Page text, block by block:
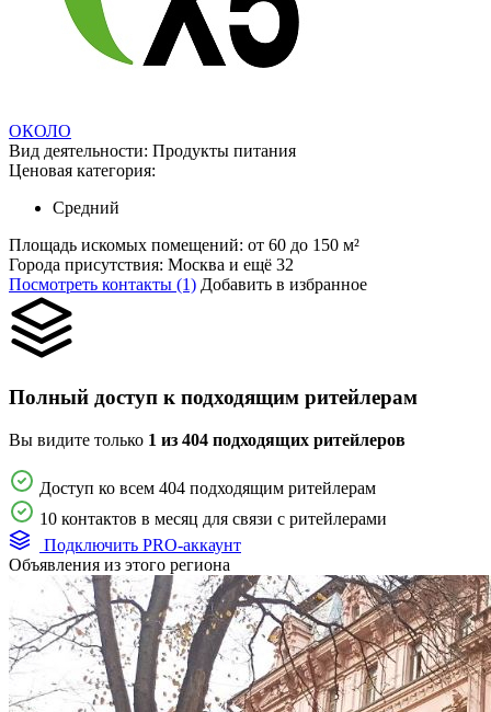
ОКОЛО
Вид деятельности: Продукты питания
Ценовая категория:
Средний
Площадь искомых помещений: от 60 до 150 м²
Города присутствия: Москва и ещё 32
Посмотреть контакты (1) Добавить в избранное
Полный доступ к подходящим ритейлерам
Вы видите только 1 из 404 подходящих ритейлеров
Доступ ко всем 404 подходящим ритейлерам
10 контактов в месяц для связи с ритейлерами
Подключить PRO-аккаунт
Объявления из этого региона